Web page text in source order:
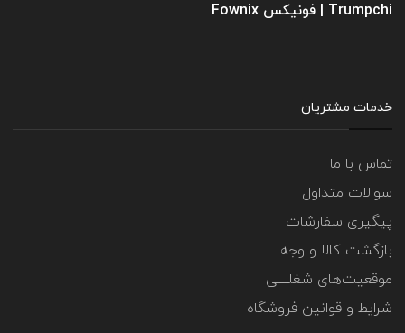
Trumpchi | فونیکس Fownix
خدمات مشتریان
تماس با ما
سوالات متداول
پیگیری سفارشات
بازگشت کالا و وجه
موقعیت‌های شغلــــی
شرایط و قوانین فروشگاه